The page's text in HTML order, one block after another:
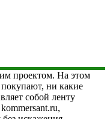
проектом. На этом
ни какие
собой ленту